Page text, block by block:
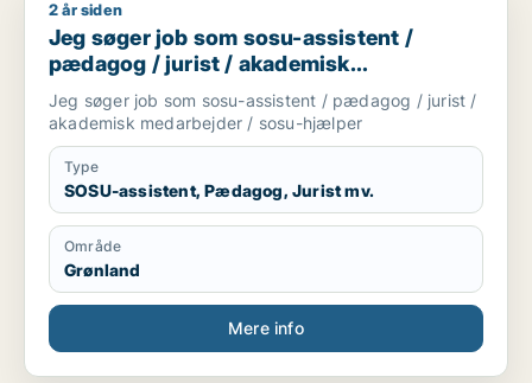
Jeg søger job som sosu-assistent / pædagog / jurist /
2 år siden
Jeg søger job som sosu-assistent /
pædagog / jurist / akademisk
medarbejder / sosu-hjælper
Jeg søger job som sosu-assistent / pædagog / jurist /
akademisk medarbejder / sosu-hjælper
Type
SOSU-assistent, Pædagog, Jurist mv.
Område
Grønland
Mere info